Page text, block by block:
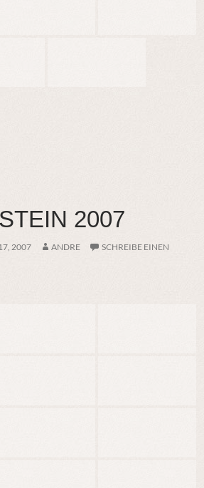
2007
2007 ANDRE
SCHREIBE EINEN